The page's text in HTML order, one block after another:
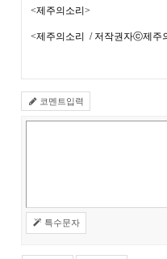
<제주의소리>
<제주의소리 / 저작권자ⓒ제주
코멘트입력
특수문자